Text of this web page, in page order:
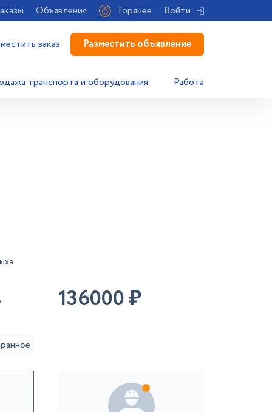
Объявления Горячее Войти
заказ Разместить объявление
транспорта и оборудования Работа
136000₽